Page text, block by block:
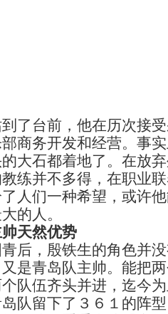
了台前，他在历次接
商务开发和经营。事
大石都着地了。在放
练并不多得，在职业
人们一种希望，或许
的人。
天然优势
，殷铁生的角色并没
是青岛队主帅。能把
队伍齐头并进，迄今
留下了３６１的阵型